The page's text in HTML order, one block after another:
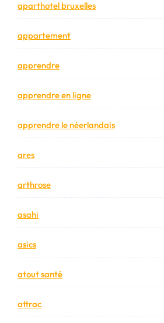
aparthotel bruxelles
appartement
apprendre
apprendre en ligne
apprendre le néerlandais
ares
arthrose
asahi
asics
atout santé
attrac